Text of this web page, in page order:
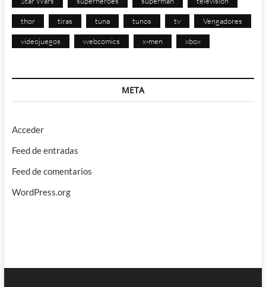
thor tiras tuna tunos tv Vengadores
videojuegos webcomics x-men xbox
META
Acceder
Feed de entradas
Feed de comentarios
WordPress.org